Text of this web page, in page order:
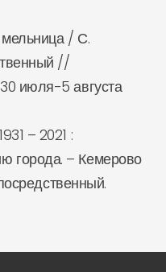
/ С.
//
июля-5 августа
– 2021 :
города. – Кемерово